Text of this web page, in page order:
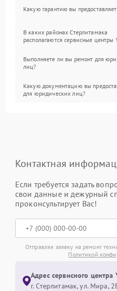
Какую гарантию вы
В каких районах Стерлитамака
располагаются сервисные центры
Выполняете ли вы ремонт для
лиц?
Какую документацию вы
для юридических лиц?
Контактная
Если требуется задать
свои данные и дежурный
проконсультирует Вас!
Отправляя заявку на ремонт
Политикой
Адрес сервисного центра
г. Стерлитамак, ул. Мира,